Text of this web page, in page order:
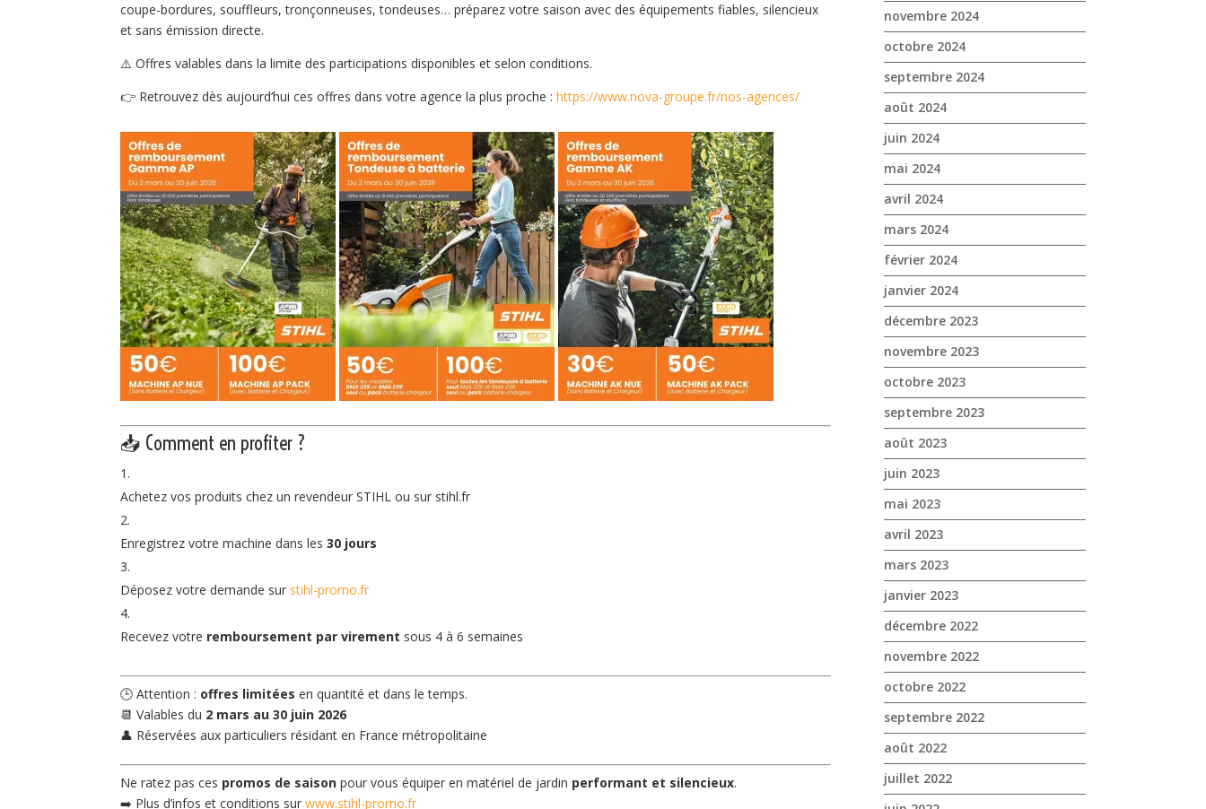
coupe-bordures, souffleurs, tronçonneuses, tondeuses… préparez votre saison avec des équipements fiables, silencieux
et sans émission directe.
⚠️ Offres valables dans la limite des participations disponibles et selon conditions.
👉 Retrouvez dès aujourd’hui ces offres dans votre agence la plus proche :https://www.nova-groupe.fr/nos-agences/
📥 Comment en profiter ?
Achetez vos produits chez un revendeur STIHL ou sur stihl.fr
Enregistrez votre machine dans les30 jours
Déposez votre demande sur stihl-promo.fr
Recevez votre remboursement par virement sous 4 à 6 semaines
🕒 Attention : offres limitées en quantité et dans le temps.
📆 Valables du 2 mars au 30 juin 2026
👤 Réservées aux particuliers résidant en France métropolitaine
Ne ratez pas ces promos de saison pour vous équiper en matériel de jardin performant et silencieux.
➡️ Plus d’infos et conditions surwww.stihl-promo.fr
novembre 2024
octobre 2024
septembre 2024
août 2024
juin 2024
mai 2024
avril 2024
mars 2024
février 2024
janvier 2024
décembre 2023
novembre 2023
octobre 2023
septembre 2023
août 2023
juin 2023
mai 2023
avril 2023
mars 2023
janvier 2023
décembre 2022
novembre 2022
octobre 2022
septembre 2022
août 2022
juillet 2022